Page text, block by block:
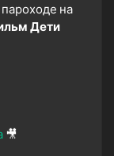
на
Дети
🎥